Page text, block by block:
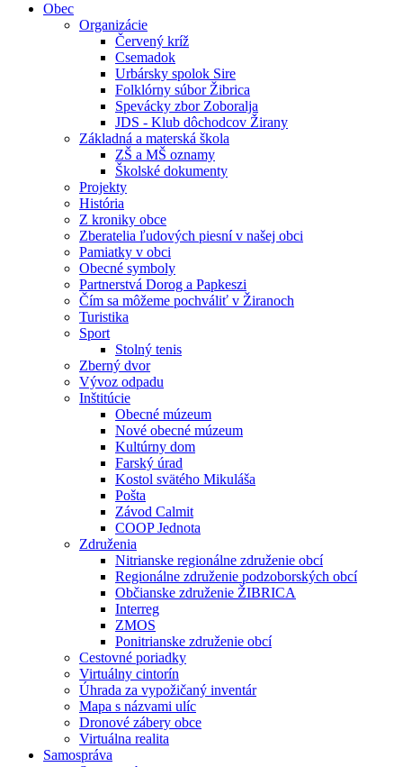
Obec
Organizácie
Červený kríž
Csemadok
Urbársky spolok Sire
Folklórny súbor Žibrica
Spevácky zbor Zoboralja
JDS - Klub dôchodcov Žirany
Základná a materská škola
ZŠ a MŠ oznamy
Školské dokumenty
Projekty
História
Z kroniky obce
Zberatelia ľudových piesní v našej obci
Pamiatky v obci
Obecné symboly
Partnerstvá Dorog a Papkeszi
Čím sa môžeme pochváliť v Žiranoch
Turistika
Sport
Stolný tenis
Zberný dvor
Vývoz odpadu
Inštitúcie
Obecné múzeum
Nové obecné múzeum
Kultúrny dom
Farský úrad
Kostol svätého Mikuláša
Pošta
Závod Calmit
COOP Jednota
Združenia
Nitrianske regionálne združenie obcí
Regionálne združenie podzoborských obcí
Občianske združenie ŽIBRICA
Interreg
ZMOS
Ponitrianske združenie obcí
Cestovné poriadky
Virtuálny cintorín
Úhrada za vypožičaný inventár
Mapa s názvami ulíc
Dronové zábery obce
Virtuálna realita
Samospráva